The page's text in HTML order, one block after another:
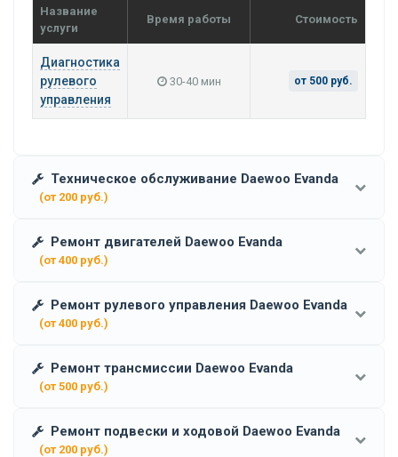
Название
услуги
Время работы Стоимость
Диагностика
рулевого
управления
30-40 мин от 500 руб.
Техническое обслуживание Daewoo Evanda
(от 200 руб.)
Ремонт двигателей Daewoo Evanda
(от 400 руб.)
Ремонт рулевого управления Daewoo Evanda
(от 400 руб.)
Ремонт трансмиссии Daewoo Evanda
(от 500 руб.)
Ремонт подвески и ходовой Daewoo Evanda
(от 200 руб.)